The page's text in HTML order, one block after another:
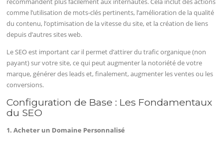
comme l’utilisation de mots-clés pertinents, l’amélioration de la qualité
du contenu, l’optimisation de la vitesse du site, et la création de liens
depuis d’autres sites web.
Le SEO est important car il permet d’attirer du trafic organique (non
payant) sur votre site, ce qui peut augmenter la notoriété de votre
marque, générer des leads et, finalement, augmenter les ventes ou les
conversions.
Configuration de Base : Les Fondamentaux
du SEO
1. Acheter un Domaine Personnalisé